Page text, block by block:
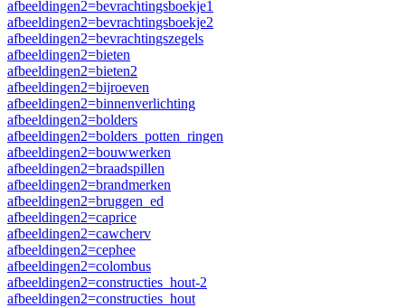
afbeeldingen2=bevrachtingsboekje1
afbeeldingen2=bevrachtingsboekje2
afbeeldingen2=bevrachtingszegels
afbeeldingen2=bieten
afbeeldingen2=bieten2
afbeeldingen2=bijroeven
afbeeldingen2=binnenverlichting
afbeeldingen2=bolders
afbeeldingen2=bolders_potten_ringen
afbeeldingen2=bouwwerken
afbeeldingen2=braadspillen
afbeeldingen2=brandmerken
afbeeldingen2=bruggen_ed
afbeeldingen2=caprice
afbeeldingen2=cawcherv
afbeeldingen2=cephee
afbeeldingen2=colombus
afbeeldingen2=constructies_hout-2
afbeeldingen2=constructies_hout